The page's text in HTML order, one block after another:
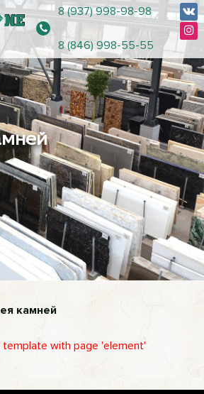
8 (937) 998-98-98
8 (846) 998-55-55
камней
template with page 'element'